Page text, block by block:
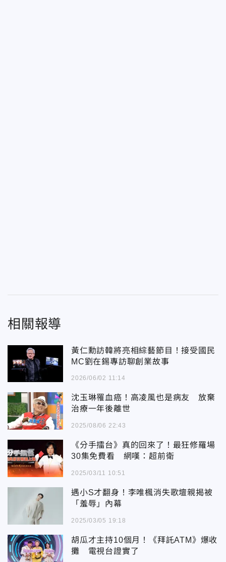
相關報導
黃仁勳訪韓將亮相綜藝節目！接受國民
MC劉在錫專訪聊創業故事
2026/06/02 11:14
沈玉琳罹血癌！高凌風也是病友 放棄
治療一年後離世
2025/08/06 22:43
《分手擂台》真的回來了！最狂修羅場
30集免費看 網嘆：超前衛
2025/03/11 10:51
遇小S才翻身！李唯楓消失歌壇親揭被
「羞辱」內幕
2025/03/05 19:18
胡瓜才主持10個月！《拜託ATM》爆收
攤 電視台證實了